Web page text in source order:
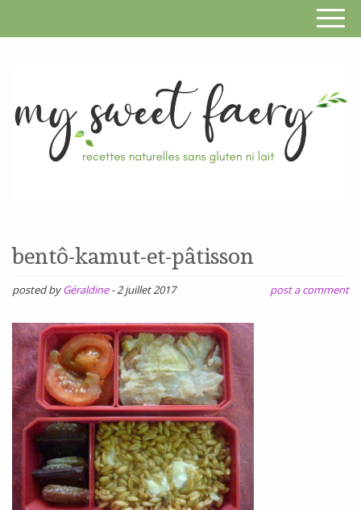
SANS
GLUTEN,
SANS
SANS
SOJA,
SANS
ŒUFS
bentô-kamut-et-pâtisson
posted byGéraldine -2 juillet 2017 post a comment